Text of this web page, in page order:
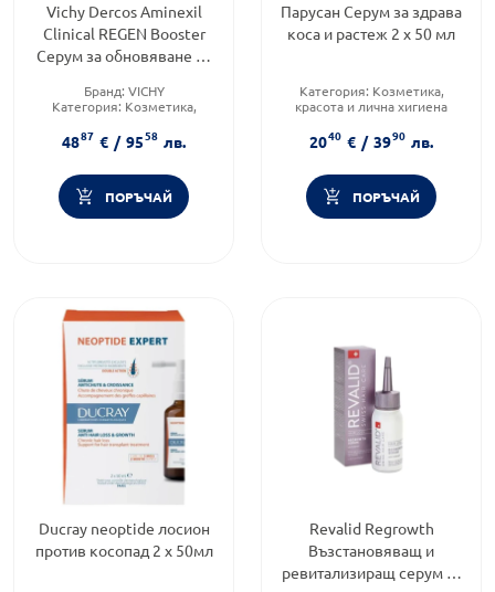
Vichy Dercos Aminexil
Clinical REGEN Booster
Серум за обновяване на
Бранд: VICHY
Категория: Козметика,
Продуктова линия: DERCOS
4887 € / 9558 лв.
ПОРЪЧАЙ
Парусан Серум за здрава
коса и растеж 2 х 50 мл
Категория: Козметика,
красота и лична хигиена
козметика
Тип продукт:
Серум
2040 € / 3990 лв.
ПОРЪЧАЙ
Ducray neoptide лосион
против косопад 2 х 50мл
Revalid Regrowth
Възстановяващ и
ревитализиращ серум за